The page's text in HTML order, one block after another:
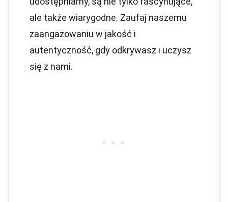
ale także wiarygodne. Zaufaj naszemu
zaangażowaniu w jakość i
autentyczność, gdy odkrywasz i uczysz
się z nami.